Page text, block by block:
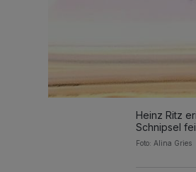
Heinz Ritz
Schnipsel
Foto: Alina Gries